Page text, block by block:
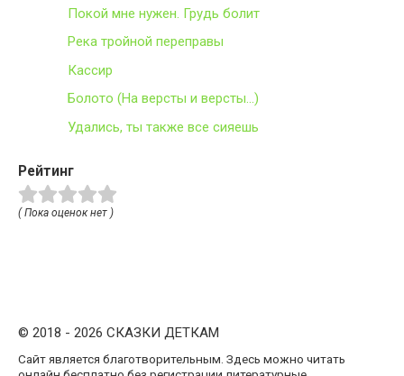
Покой мне нужен. Грудь болит
Река тройной переправы
Кассир
Болото (На версты и версты…)
Удались, ты также все сияешь
Рейтинг
( Пока оценок нет )
© 2018 - 2026 СКАЗКИ ДЕТКАМ
Сайт является благотворительным. Здесь можно читать